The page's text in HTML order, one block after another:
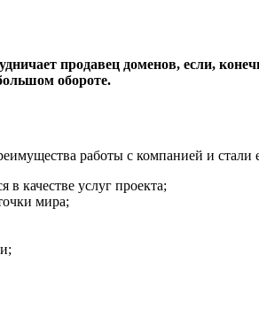
продавец доменов, если,
обороте.
работы с компанией и
в качестве услуг проекта;
мира;